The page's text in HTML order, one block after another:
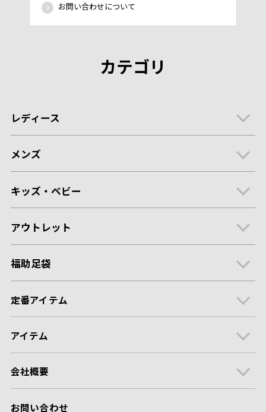
お問い合わせについて
カテゴリ
レディース
メンズ
キッズ・ベビー
アウトレット
福助足袋
定番アイテム
アイテム
会社概要
お問い合わせ